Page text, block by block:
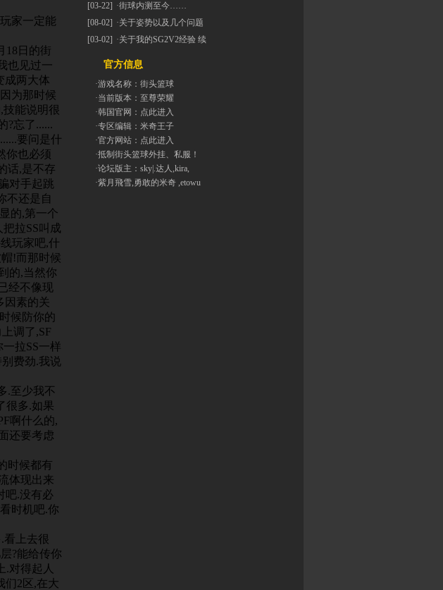
家一定能
18日的街
也见过一
成两大体
为那时候
技能说明很
?忘了......
要问是什
你也必须
话,是不存
对手起跳
不还是自
的,第一个
拉SS叫成
玩家吧,什
!而那时候
的,当然你
经不像现
因素的关
候防你的
调了,SF
拉SS一样
费劲.我说
.至少我不
很多.如果
啊什么的,
还要考虑
时候都有
体现出来
吧.没有必
时机吧.你
看上去很
?能给传你
.对得起人
们2区,在大
[03-22] ·街球内测至今……
[08-02] ·关于姿势以及几个问题
[03-02] ·关于我的SG2V2经验 续
官方信息
·游戏名称：街头篮球
·当前版本：至尊荣耀
·韩国官网： 点此进入
·专区编辑：米奇王子
·官方网站： 点此进入
·抵制街头篮球外挂、私服！
·论坛版主： sky|.达人,kira,
·紫月飛雪,勇敢的米奇 ,etowu